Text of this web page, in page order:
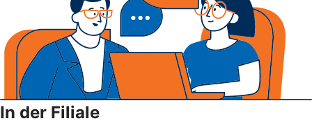
In der Filiale